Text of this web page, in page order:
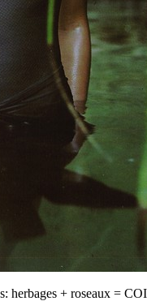
herbages + roseaux =